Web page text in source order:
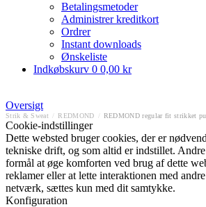
Betalingsmetoder
Administrer kreditkort
Ordrer
Instant downloads
Ønskeliste
Indkøbskurv 0 0,00 kr
Oversigt
Strik & Sweat REDMOND REDMOND regular fit strikket
Cookie-indstillinger
Dette websted bruger cookies, der er
tekniske drift, og som altid er indstillet.
formål at øge komforten ved brug af dette
reklamer eller at lette interaktionen med
netværk, sættes kun med dit samtykke.
Konfiguration